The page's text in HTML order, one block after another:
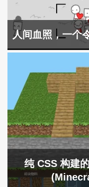
人间血照，一个
纯 CSS 构建